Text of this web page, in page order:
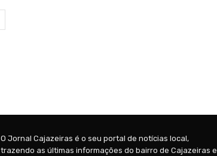
O Jornal Cajazeiras é o seu portal de notícias local,
trazendo as últimas informações do bairro de Cajazeiras e